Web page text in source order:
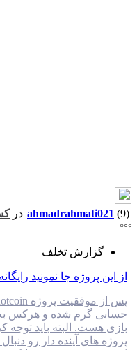
ahmadrahmati021 (9) در
گزارش تخلف
از این پروژه جا نمونید رایگانه
حسابی گرم شده و هرکس
بازی هست. البته باید
پروژه های آینده دار رو